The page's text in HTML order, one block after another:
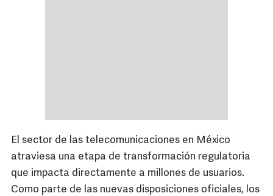
El sector de las telecomunicaciones en México
atraviesa una etapa de transformación regulatoria
que impacta directamente a millones de usuarios.
Como parte de las nuevas disposiciones oficiales, los